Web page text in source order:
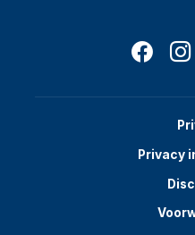
Privacy